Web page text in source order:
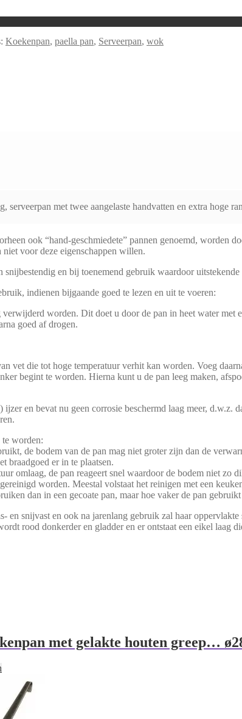
Koekenpan, paella pan, Serveerpan, wok
serveerpan met twee aangelaste handvatten en extra hoge
ook “hand-geschmiedete” pannen genoemd,
niet voor deze eigenschappen willen.
en bij toenemend gebruik waardoor uitstekende
indienen bijgaande goed te lezen en uit te voeren:
worden. Dit doet u door de pan in heet water
goed af drogen.
vet die tot hoge temperatuur verhit kan worden. Voeg
begint te worden. Hierna kunt u de pan leeg maken,
en bevat nu geen corrosie beschermd laag meer,
worden:
de bodem van de pan mag niet groter zijn dan de
braadgoed er in te plaatsen.
omlaag, de pan reageert snel waardoor de bodem niet zo
worden. Meestal volstaat het reinigen met een
dan in een gecoate pan, maar hoe vaker de pan
en snijvast en ook na jarenlang gebruik zal haar
rood donkerder en gladder en er ontstaat een eikel
met gelakte houten greep…